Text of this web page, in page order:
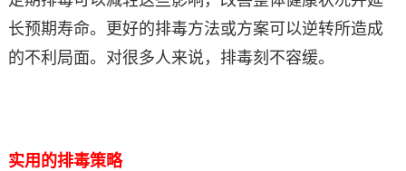
长预期寿命。更好的排毒方法或方案可以逆转所造成
的不利局面。对很多人来说，排毒刻不容缓。
实用的排毒策略